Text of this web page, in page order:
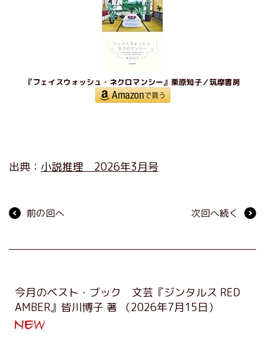
『フェイスウォッシュ・ネクロマンシー』栗原知子／筑摩書房
出典： 小説推理 2026年3月号
前の回へ 次回へ続く
今月のベスト・ブック 文芸『ジンタルス RED
AMBER』皆川博子 著
（2026年7月15日）